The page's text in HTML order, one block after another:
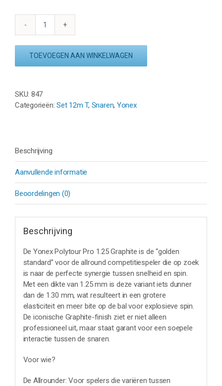
YONEX
PRO
SET
TOEVOEGEN AAN WINKELWAGEN
SKU: 847
Categorieën:Set 12m T, Snaren, Yonex
Beschrijving
Aanvullende informatie
Beoordelingen (0)
Beschrijving
De Yonex Polytour Pro 1.25 Graphite is de “golden
standard” voor de allround competitiespeler die op zoek
is naar de perfecte synergie tussen snelheid en spin.
Met een dikte van 1.25 mm is deze variant iets dunner
dan de 1.30 mm, wat resulteert in een grotere
elasticiteit en meer bite op de bal voor explosieve spin.
De iconische Graphite-finish ziet er niet alleen
professioneel uit, maar staat garant voor een soepele
interactie tussen de snaren.
Voor wie?
De Allrounder: Voor spelers die variëren tussen